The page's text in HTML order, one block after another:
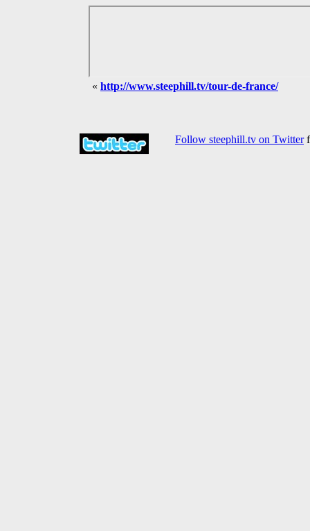
« http://www.steephill.tv/tour-de-france/
Follow steephill.tv on Twitter